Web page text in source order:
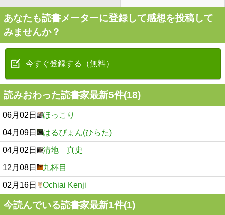
あなたも読書メーターに登録して感想を投稿して
みませんか？
今すぐ登録する（無料）
読みおわった読書家最新5件(18)
06月02日 ほっこり
04月09日 はるぴょん(ひらた)
04月02日 清地 真史
12月08日 九杯目
02月16日 Ochiai Kenji
今読んでいる読書家最新1件(1)